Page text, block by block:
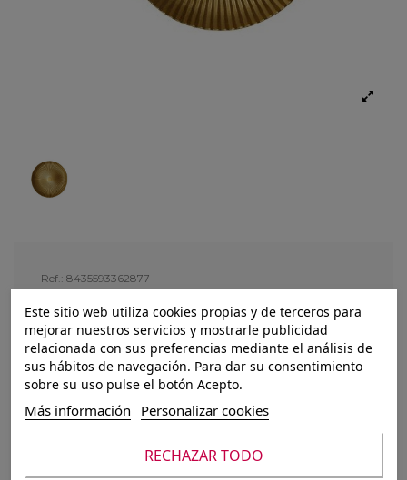
Ref.: 8435593362877
BANDEJA
DéCOR.MADERA
DIA.34CM ORO
DORADO
Este sitio web utiliza cookies propias y de terceros para
mejorar nuestros servicios y mostrarle publicidad
relacionada con sus preferencias mediante el análisis de
sus hábitos de navegación. Para dar su consentimiento
sobre su uso pulse el botón Acepto.
Más información Personalizar cookies
RECHAZAR TODO